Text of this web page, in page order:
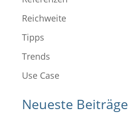
Reichweite
Tipps
Trends
Use Case
Neueste Beiträge